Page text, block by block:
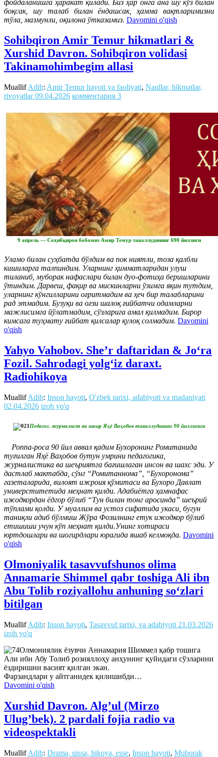
фойдаланишга ҳаракат қилади. Биз ҳар онга ана шу кўз билан
боқсак, шу талаб билан ёндашсак, ҳамма вақтларимизни
тўла, мазмунли, оқилона ўтказамиз. Davomini o'qish
Sohibqiron Amir Temur hikmatlari &
Xurshid Davron. Sohibqiron volidasi
Takinamohimbegim allasi
MuallifAdib: Amir Temur hayoti va faoliyati, Naqllar, hikmatlar,
rivoyatlar 09.04.2026 комментария 3
9 апрель — Соҳибқирон бобомиз Амир Темур таваллудининг 690 йиллиги
Уламо билан суҳбатда бўлдим ва пок ниятли, тоза қалбли
кишиларга талпиндим. Уларнинг ҳимматларидан улуш
тиланиб, муборак нафаслари билан дуо-фотиҳа беришларини
ўтиндим. Дарвеш, фақир ва мискинларни ўзимга яқин тутдим,
уларнинг кўнгилларини оғритмадим ва ҳеч бир талабларини
рад этмадим. Бузуқи ва оғзи шалоқ ғийбатчи одамларни
мажлисимга йўлатмадим, сўзларига амал қилмадим. Бирор
кимсага туҳмату ғийбат қилсалар қулоқ солмадим. Davomini
o'qish
Yahyo Vahobov. She’r daftaridan & Joʻra
Fozil. Sahrodagi yolgʻiz daraxt.
Radiohikoya
MuallifAdib: Inson hayoti, O'zbek tarixi, adabiyoti va madaniyati
02.04.2026 izoh yo'q
Педагог, журналист ва шоир Яҳё Ваҳобов таваллудининг 90 йиллигига
Роппа-роса 90 йил аввал қадим Бухоронинг Ромитанида
туғилган Яҳё Ваҳобов бутун умрини педагогика,
журналистика ва шеъриятга бағишлаган инсон ва шахс эди. У
дастлаб мактабда, сўнг “Ромитаннома”, “Бухоронома”
газеталарида, вилоят ижроия қўмитаси ва Бухоро Давлат
универститетида меҳнат қилди. Адабиётга ҳамнафас
ижодкордан ёдгор бўлиб “Тун билан тонг аросинда” шеърий
тўплами қолди. У муаллим ва устоз сифатида укаси, бугун
таниқли адиб бўлмиш Жўра Фозилнинг етук ижодкор бўлиб
етишиши учун кўп меҳнат қилди.Унинг хотираси
юртдошлари ва шогирдлари юрагида яшаб келмоқда. Davomini
o'qish
Olmoniyalik tasavvufshunos olima
Annamarie Shimmel qabr toshiga Ali ibn
Abu Tolib roziyallohu anhuning soʻzlari
bitilgan
MuallifAdib: Inson hayoti, Tasavvuf tarixi, va adabiyoti 21.03.2026
izoh yo'q
Олмониялик ёзувчи Аннамария Шиммел қабр тошига
Али ибн Абу Толиб розияллоҳу анҳунинг қуйидаги сўзларини
ёздиришни васият қилган экан.
Фарзандлари у айтганидек қилишибди…
Davomini o'qish
Xurshid Davron. Alg’ul (Mirzo
Ulug’bek). 2 pardali fojia radio va
videospektakli
MuallifAdib: Drama, qissa, hikoya, esse, Inson hayoti, Muborak